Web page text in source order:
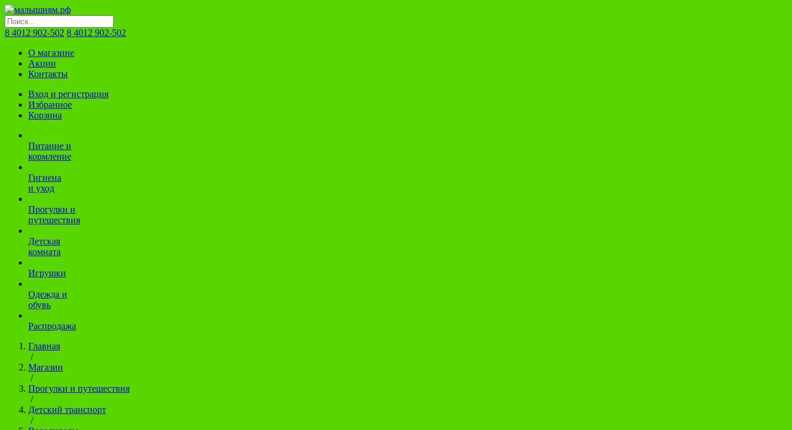
8 4012 902-502 8 4012 902-502
О магазине
Акции
Контакты
Вход и регистрация
Избранное
Корзина
Питание и
кормление
Гигиена
и уход
Прогулки и
путешествия
Детская
комната
Игрушки
Одежда и
обувь
Распродажа
Главная
/
Магазин
/
Прогулки и путешествия
/
Детский транспорт
/